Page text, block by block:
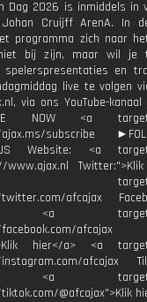
Dag 2026 is inmiddels in
Cruijff ArenA. In
programma zich naar
bij zijn, maar wil je
spelerspresentaties en
live te volgen
via ons YouTube-kanaal
NOW <a
subscribe
Website: <a
www.ajax.nl
afcajax
<a
afcajax
hier</a> <a
afcajax
<a
@afcajax">Klik